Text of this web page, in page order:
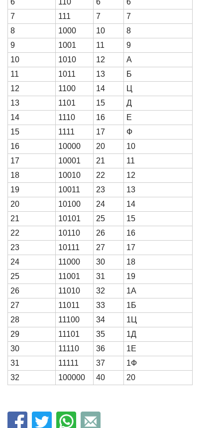
6 110 6
6
7
111 7
7
8
1000 10
8
9
1001 11
9
10
1010 12
А
11
1011 13
Б
12
1100 14
Ц
13
1101 15
Д
14
1110 16
Е
15
1111 17
Ф
16
10000 20
10
17
10001 21
11
18
10010 22
12
19
10011 23
13
20
10100 24
14
21
10101 25
15
22
10110 26
16
23
10111 27
17
24
11000 30
18
25
11001 31
19
26
11010 32
1А
27
11011 33
1Б
28
11100 34
1Ц
29
11101 35
1Д
30
11110 36
1Е
31
11111 37
1Ф
32
100000 40 20